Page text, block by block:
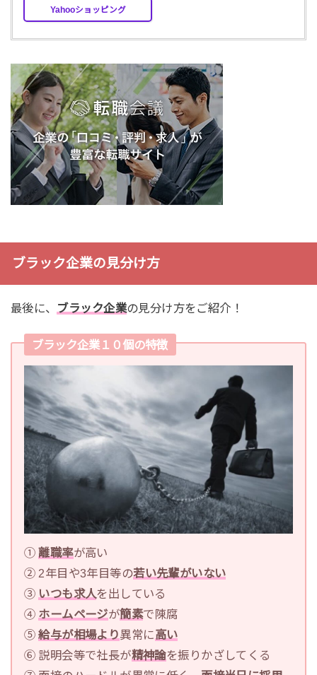
Yahooショッピング
ブラック企業の見分け方
最後に、 ブラック企業の見分け方をご紹介！
ブラック企業１０個の特徴
①離職率が高い
② 2年目や3年目等の若い先輩がいない
③ いつも求人を出している
④ ホームページが簡素で陳腐
⑤給与が相場より異常に高い
⑥ 説明会等で社長が精神論を振りかざしてくる